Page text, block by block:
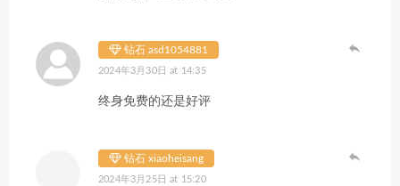
钻石 asd1054881
2024年3月30日 at 14:35
终身免费的还是好评
钻石 xiaoheisang
2024年3月25日 at 15:20